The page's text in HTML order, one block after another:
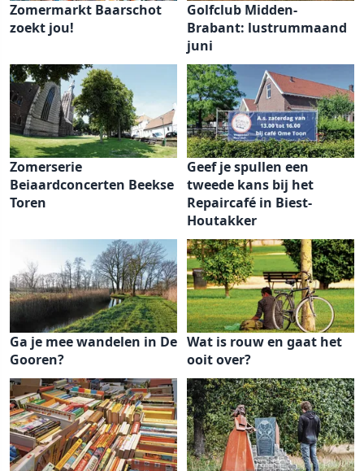
Zomermarkt Baarschot
zoekt jou!
Golfclub Midden-
Brabant: lustrummaand
juni
Zomerserie
Beiaardconcerten Beekse
Toren
Geef je spullen een
tweede kans bij het
Repaircafé in Biest-
Houtakker
Ga je mee wandelen in De
Gooren?
Wat is rouw en gaat het
ooit over?